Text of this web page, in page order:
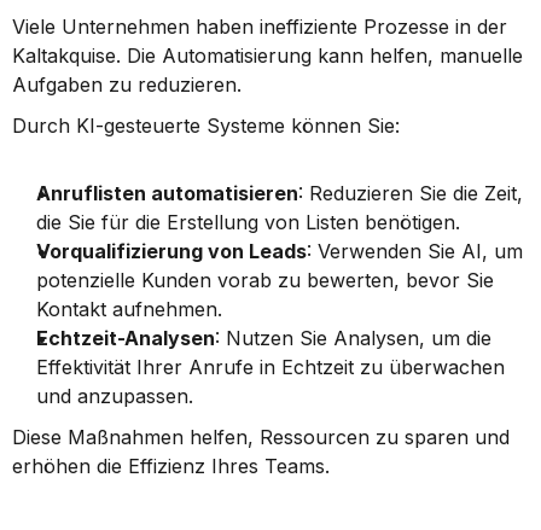
Viele Unternehmen haben ineffiziente Prozesse in der
Kaltakquise. Die Automatisierung kann helfen, manuelle
Aufgaben zu reduzieren.
Durch KI-gesteuerte Systeme können Sie:
Anruflisten automatisieren: Reduzieren Sie die Zeit,
die Sie für die Erstellung von Listen benötigen.
Vorqualifizierung von Leads: Verwenden Sie AI, um
potenzielle Kunden vorab zu bewerten, bevor Sie
Kontakt aufnehmen.
Echtzeit-Analysen: Nutzen Sie Analysen, um die
Effektivität Ihrer Anrufe in Echtzeit zu überwachen
und anzupassen.
Diese Maßnahmen helfen, Ressourcen zu sparen und
erhöhen die Effizienz Ihres Teams.